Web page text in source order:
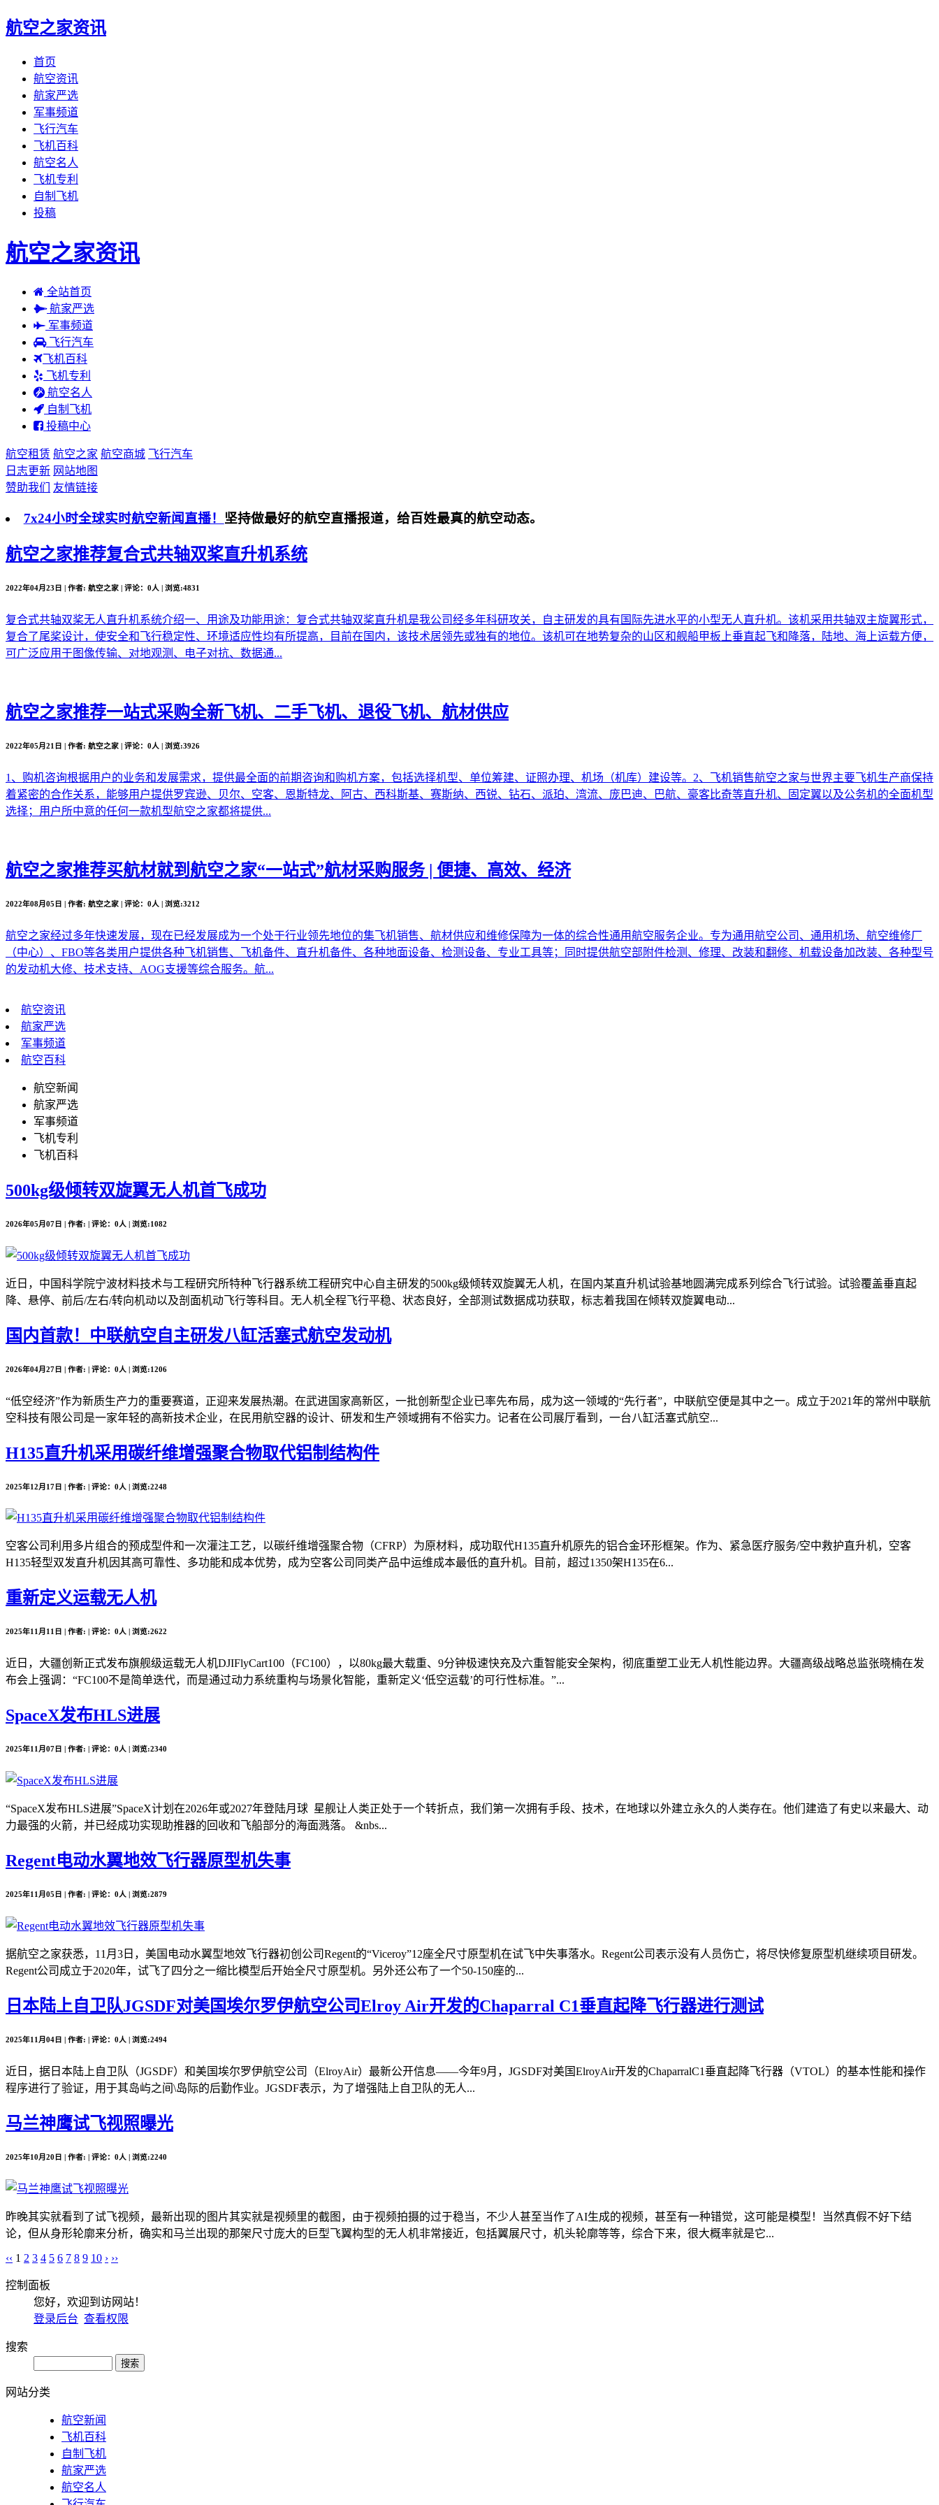
航空之家资讯
首页
航空资讯
航家严选
军事频道
飞行汽车
飞机百科
航空名人
飞机专利
自制飞机
投稿
航空之家资讯
全站首页
航家严选
军事频道
飞行汽车
飞机百科
飞机专利
航空名人
自制飞机
投稿中心
航空租赁 航空之家 航空商城 飞行汽车
日志更新 网站地图
赞助我们
友情链接
7x24小时全球实时航空新闻直播！ 坚持做最好的航空直播报道，给百姓最真的航空动态。
航空之家推荐复合式共轴双桨直升机系统
2022年04月23日 | 作者: 航空之家 | 评论：0人 | 浏览:4831
复合式共轴双桨无人直升机系统介绍一、用途及功能用途：复合式共轴双桨直升机是我公司经多年科研攻关，自主研发的具有国际先进水平的小型无人直升机。该机采用共轴双主旋翼形式，
复合了尾桨设计，使安全和飞行稳定性、环境适应性均有所提高，目前在国内，该技术居领先或独有的地位。该机可在地势复杂的山区和舰船甲板上垂直起飞和降落，陆地、海上运载方便，
可广泛应用于图像传输、对地观测、电子对抗、数据通...
航空之家推荐一站式采购全新飞机、二手飞机、退役飞机、航材供应
2022年05月21日 | 作者: 航空之家 | 评论：0人 | 浏览:3926
1、购机咨询根据用户的业务和发展需求，提供最全面的前期咨询和购机方案，包括选择机型、单位筹建、证照办理、机场（机库）建设等。2、飞机销售航空之家与世界主要飞机生产商保持
着紧密的合作关系，能够用户提供罗宾逊、贝尔、空客、恩斯特龙、阿古、西科斯基、赛斯纳、西锐、钻石、派珀、湾流、庞巴迪、巴航、豪客比奇等直升机、固定翼以及公务机的全面机型
选择；用户所中意的任何一款机型航空之家都将提供...
航空之家推荐买航材就到航空之家“一站式”航材采购服务 | 便捷、高效、经济
2022年08月05日 | 作者: 航空之家 | 评论：0人 | 浏览:3212
航空之家经过多年快速发展，现在已经发展成为一个处于行业领先地位的集飞机销售、航材供应和维修保障为一体的综合性通用航空服务企业。专为通用航空公司、通用机场、航空维修厂
（中心）、FBO等各类用户提供各种飞机销售、飞机备件、直升机备件、各种地面设备、检测设备、专业工具等；同时提供航空部附件检测、修理、改装和翻修、机载设备加改装、各种型号
的发动机大修、技术支持、AOG支援等综合服务。航...
航空资讯
航家严选
军事频道
航空百科
航空新闻
航家严选
军事频道
飞机专利
飞机百科
500kg级倾转双旋翼无人机首飞成功
2026年05月07日 | 作者: | 评论：0人 | 浏览:1082
近日，中国科学院宁波材料技术与工程研究所特种飞行器系统工程研究中心自主研发的500kg级倾转双旋翼无人机，在国内某直升机试验基地圆满完成系列综合飞行试验。试验覆盖垂直起
降、悬停、前后/左右/转向机动以及剖面机动飞行等科目。无人机全程飞行平稳、状态良好，全部测试数据成功获取，标志着我国在倾转双旋翼电动...
国内首款！中联航空自主研发八缸活塞式航空发动机
2026年04月27日 | 作者: | 评论：0人 | 浏览:1206
“低空经济”作为新质生产力的重要赛道，正迎来发展热潮。在武进国家高新区，一批创新型企业已率先布局，成为这一领域的“先行者”，中联航空便是其中之一。成立于2021年的常州中联航
空科技有限公司是一家年轻的高新技术企业，在民用航空器的设计、研发和生产领域拥有不俗实力。记者在公司展厅看到，一台八缸活塞式航空...
H135直升机采用碳纤维增强聚合物取代铝制结构件
2025年12月17日 | 作者: | 评论：0人 | 浏览:2248
空客公司利用多片组合的预成型件和一次灌注工艺，以碳纤维增强聚合物（CFRP）为原材料，成功取代H135直升机原先的铝合金环形框架。作为、紧急医疗服务/空中救护直升机，空客
H135轻型双发直升机因其高可靠性、多功能和成本优势，成为空客公司同类产品中运维成本最低的直升机。目前，超过1350架H135在6...
重新定义运载无人机
2025年11月11日 | 作者: | 评论：0人 | 浏览:2622
近日，大疆创新正式发布旗舰级运载无人机DJIFlyCart100（FC100），以80kg最大载重、9分钟极速快充及六重智能安全架构，彻底重塑工业无人机性能边界。大疆高级战略总监张晓楠在发
布会上强调：“FC100不是简单迭代，而是通过动力系统重构与场景化智能，重新定义‘低空运载’的可行性标准。”...
SpaceX发布HLS进展
2025年11月07日 | 作者: | 评论：0人 | 浏览:2340
“SpaceX发布HLS进展”SpaceX计划在2026年或2027年登陆月球 星舰让人类正处于一个转折点，我们第一次拥有手段、技术，在地球以外建立永久的人类存在。他们建造了有史以来最大、动
力最强的火箭，并已经成功实现助推器的回收和飞船部分的海面溅落。 &nbs...
Regent电动水翼地效飞行器原型机失事
2025年11月05日 | 作者: | 评论：0人 | 浏览:2879
据航空之家获悉，11月3日，美国电动水翼型地效飞行器初创公司Regent的“Viceroy”12座全尺寸原型机在试飞中失事落水。Regent公司表示没有人员伤亡，将尽快修复原型机继续项目研发。
Regent公司成立于2020年，试飞了四分之一缩比模型后开始全尺寸原型机。另外还公布了一个50-150座的...
日本陆上自卫队JGSDF对美国埃尔罗伊航空公司Elroy Air开发的Chaparral C1垂直起降飞行器进行测试
2025年11月04日 | 作者: | 评论：0人 | 浏览:2494
近日，据日本陆上自卫队（JGSDF）和美国埃尔罗伊航空公司（ElroyAir）最新公开信息——今年9月，JGSDF对美国ElroyAir开发的ChaparralC1垂直起降飞行器（VTOL）的基本性能和操作
程序进行了验证，用于其岛屿之间\岛际的后勤作业。JGSDF表示，为了增强陆上自卫队的无人...
马兰神鹰试飞视照曝光
2025年10月20日 | 作者: | 评论：0人 | 浏览:2240
昨晚其实就看到了试飞视频，最新出现的图片其实就是视频里的截图，由于视频拍摄的过于稳当，不少人甚至当作了AI生成的视频，甚至有一种错觉，这可能是模型！当然真假不好下结
论，但从身形轮廓来分析，确实和马兰出现的那架尺寸庞大的巨型飞翼构型的无人机非常接近，包括翼展尺寸，机头轮廓等等，综合下来，很大概率就是它...
‹‹ 1 2 3 4 5 6 7 8 9 10 › ››
控制面板
您好，欢迎到访网站！
登录后台 查看权限
搜索
网站分类
航空新闻
飞机百科
自制飞机
航家严选
航空名人